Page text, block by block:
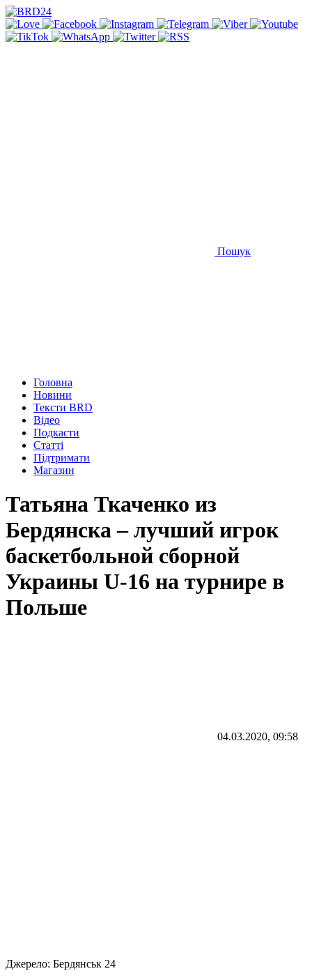
Пошук
Головна
Новини
Тексти BRD
Відео
Подкасти
Статті
Підтримати
Магазин
Татьяна Ткаченко из
Бердянска – лучший игрок
баскетбольной сборной
Украины U-16 на турнире в
Польше
04.03.2020, 09:58
Джерело: Бердянськ 24